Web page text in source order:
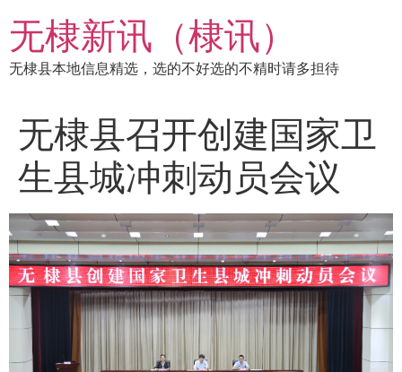
到
内
容
无棣新讯（棣讯）
无棣县本地信息精选，选的不好选的不精时请多担待
无棣县召开创建国家卫
生县城冲刺动员会议